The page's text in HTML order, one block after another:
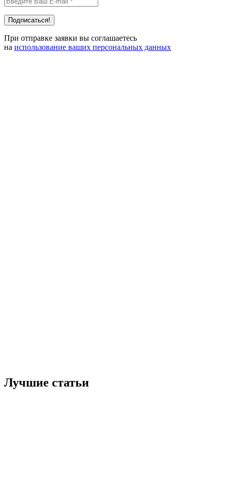
При отправке заявки вы соглашаетесь
на использование ваших персональных данных
Лучшие статьи